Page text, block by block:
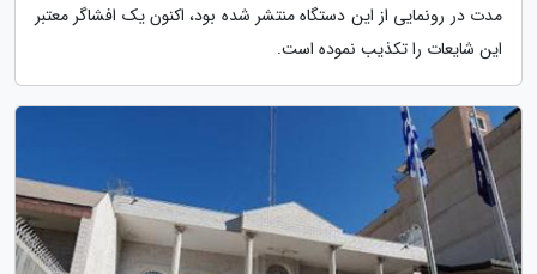
مدت در رونمایی از این دستگاه منتشر شده بود، اکنون یک افشاگر معتبر
این شایعات را تکذیب نموده است.